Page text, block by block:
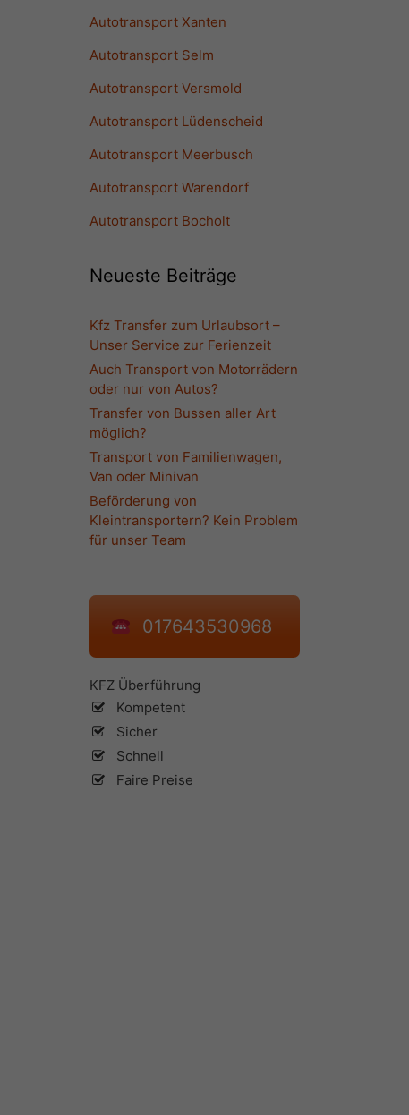
Autotransport Xanten
Autotransport Selm
Autotransport Versmold
Autotransport Lüdenscheid
Autotransport Meerbusch
Autotransport Warendorf
Autotransport Bocholt
Neueste Beiträge
Kfz Transfer zum Urlaubsort –
Unser Service zur Ferienzeit
Auch Transport von Motorrädern
oder nur von Autos?
Transfer von Bussen aller Art
möglich?
Transport von Familienwagen,
Van oder Minivan
Beförderung von
Kleintransportern? Kein Problem
für unser Team
017643530968
KFZ Überführung
Kompetent
Sicher
Schnell
Faire Preise